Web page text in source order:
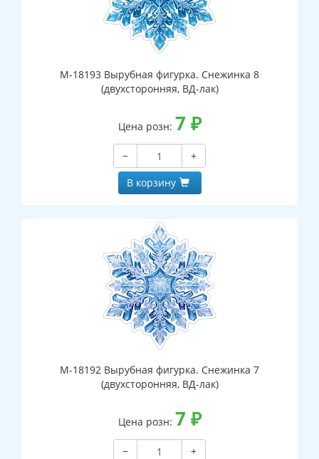
М-18193 Вырубная фигурка. Снежинка 8
(двухсторонняя, ВД-лак)
Цена розн: 7 ₽
−
+
В корзину
М-18192 Вырубная фигурка. Снежинка 7
(двухсторонняя, ВД-лак)
Цена розн: 7 ₽
−
+